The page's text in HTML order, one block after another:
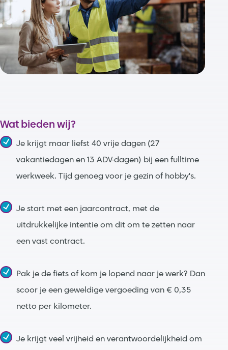
Wat bieden wij?
Je krijgt maar liefst 40 vrije dagen (27
vakantiedagen en 13 ADV-dagen) bij een fulltime
werkweek. Tijd genoeg voor je gezin of hobby's.
Je start met een jaarcontract, met de
uitdrukkelijke intentie om dit om te zetten naar
een vast contract.
Pak je de fiets of kom je lopend naar je werk? Dan
scoor je een geweldige vergoeding van € 0,35
netto per kilometer.
Je krijgt veel vrijheid en verantwoordelijkheid om